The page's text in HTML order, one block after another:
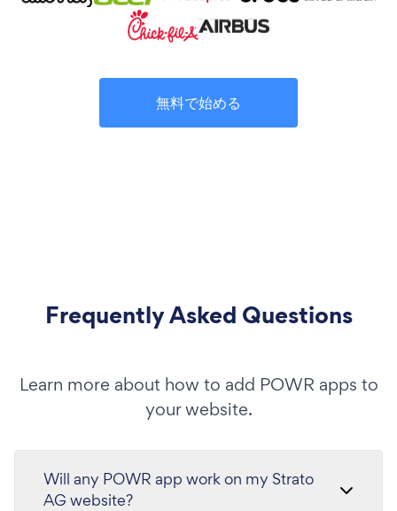
無料で始める
Frequently Asked Questions
Learn more about how to add POWR apps to
your website.
Will any POWR app work on my Strato
AG website?